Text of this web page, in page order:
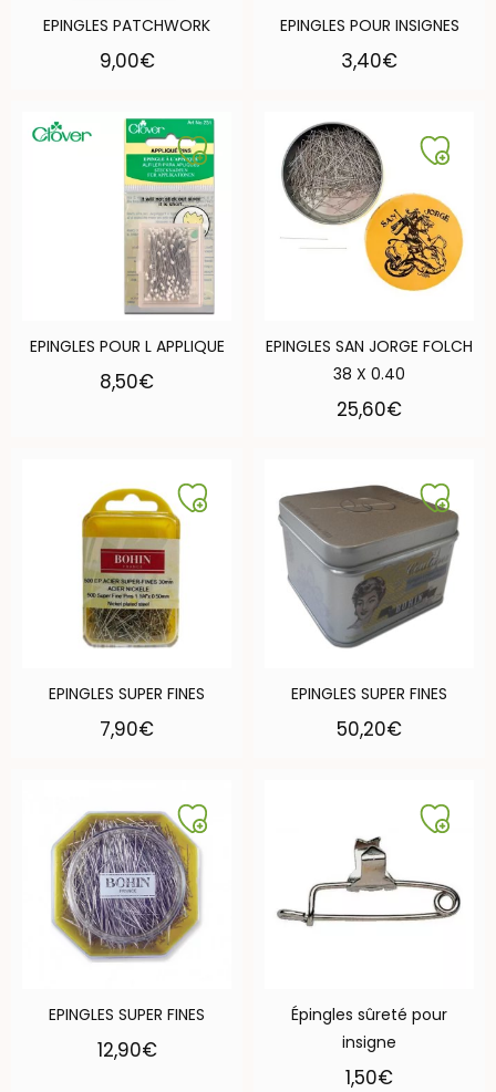
EPINGLES PATCHWORK
9,00€
EPINGLES POUR INSIGNES
3,40€
EPINGLES POUR L APPLIQUE
8,50€
EPINGLES SAN JORGE FOLCH
38 X 0.40
25,60€
EPINGLES SUPER FINES
7,90€
EPINGLES SUPER FINES
50,20€
EPINGLES SUPER FINES
12,90€
Épingles sûreté pour
insigne
1,50€